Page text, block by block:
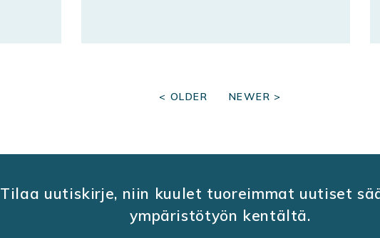
< OLDER NEWER >
Tilaa uutiskirje, niin kuulet tuoreimmat uutiset
ympäristötyön kentältä.